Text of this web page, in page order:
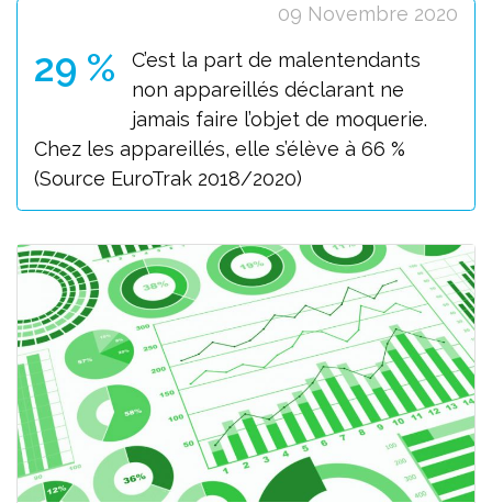
09 Novembre 2020
29 %
C’est la part de malentendants
non appareillés déclarant ne
jamais faire l’objet de moquerie.
Chez les appareillés, elle s’élève à 66 %
(Source EuroTrak 2018/2020)